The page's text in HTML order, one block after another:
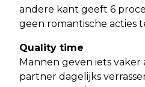
andere kant geeft 6
geen romantische acties
Quality time
Mannen geven iets vaker
partner dagelijks